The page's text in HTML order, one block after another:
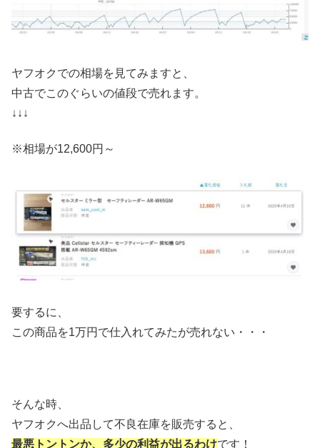
ヤフオクでの相場を見てみますと、
中古でこのぐらいの値段で売れます。
↓↓↓
※相場が12,600円～
要するに、
この商品を1万円で仕入れてみたが売れない・・・
そんな時、
ヤフオクへ出品して不良在庫を販売すると、
最悪トントンか、多少の利益が出るわけです！